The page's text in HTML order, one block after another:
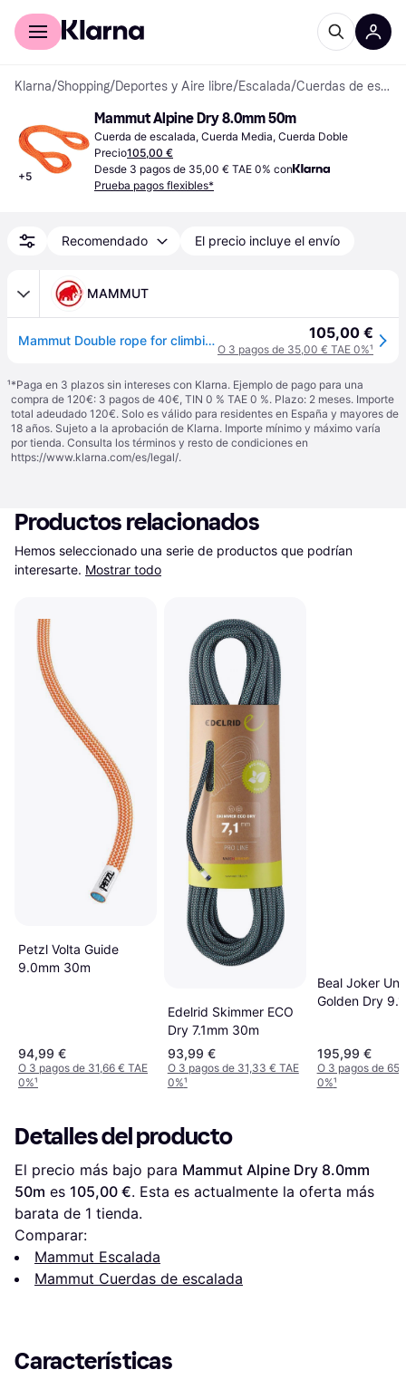
Comprar con Klarna
Klarna/Shopping/Deportes y Aire libre/Escalada/ Cuerdas de escalada
+5
Mammut Alpine Dry 8.0mm 50m
Cuerda de escalada, Cuerda Media, Cuerda Doble
Precio105,00 €
Desde 3 pagos de 35,00 € TAE 0% con
Prueba pagos flexibles*
Recomendado El precio incluye el envío
MAMMUT
Mammut Double rope for climbing and mountaineering 8.0 Alpine Dry Rope Green 50 m 105,00 €
O 3 pagos de 35,00 € TAE 0%¹
¹*Paga en 3 plazos sin intereses con Klarna. Ejemplo de pago para una
compra de 120€: 3 pagos de 40€, TIN 0 % TAE 0 %. Plazo: 2 meses. Importe
total adeudado 120€. Solo es válido para residentes en España y mayores de
18 años. Sujeto a la aprobación de Klarna. Importe mínimo y máximo varía
por tienda. Consulta los términos y resto de condiciones en
https://www.klarna.com/es/legal/.
Productos relacionados
Hemos seleccionado una serie de productos que podrían
interesarte. Mostrar todo
Petzl Volta Guide
9.0mm 30m
94,99 €
O 3 pagos de 31,66 € TAE
0%¹
Edelrid Skimmer ECO
Dry 7.1mm 30m
93,99 €
O 3 pagos de 31,33 € TAE
0%¹
Beal Joker
Golden Dry
195,99 €
O 3 pagos de
0%¹
Detalles del producto
El precio más bajo para Mammut Alpine Dry 8.0mm
50m es 105,00 €. Esta es actualmente la oferta más
barata de 1 tienda.
Comparar:
Mammut Escalada
Mammut Cuerdas de escalada
Características